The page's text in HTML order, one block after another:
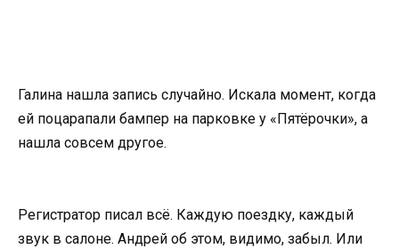
Галина нашла запись случайно. Искала момент, когда
ей поцарапали бампер на парковке у «Пятёрочки», а
нашла совсем другое.
Регистратор писал всё. Каждую поездку, каждый
звук в салоне. Андрей об этом, видимо, забыл. Или